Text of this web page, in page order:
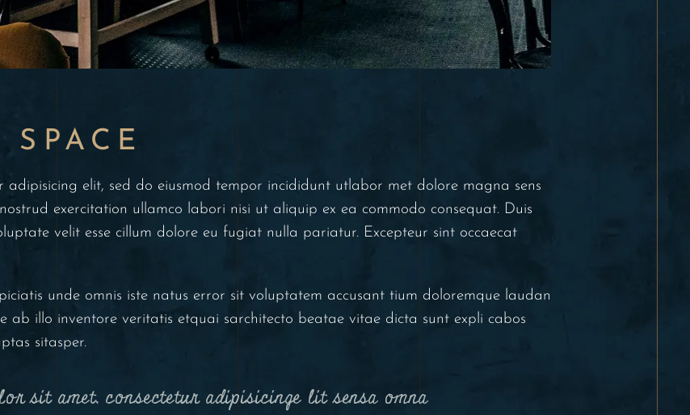
adipisicing elit, sed do eiusmod tempor incididunt utlabor met dolore magna sens
exercitation ullamco labori nisi ut aliquip ex ea commodo consequat. Duis
velit esse cillum dolore eu fugiat nulla pariatur. Excepteur sint occaecat
unde omnis iste natus error sit voluptatem accusant tium doloremque laudan
ab illo inventore veritatis etquai sarchitecto beatae vitae dicta sunt expli cabos
sitasper.
sit amet, consectetur adipisicinge lit sensa omna